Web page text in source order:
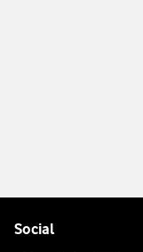
Social